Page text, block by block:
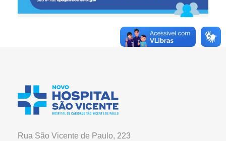
Rua São Vicente de Paulo, 223